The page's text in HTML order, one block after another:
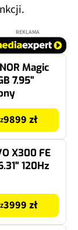
REKLAMA
Magic
7.95"
9899 zł
X300 FE
120Hz
3999 zł